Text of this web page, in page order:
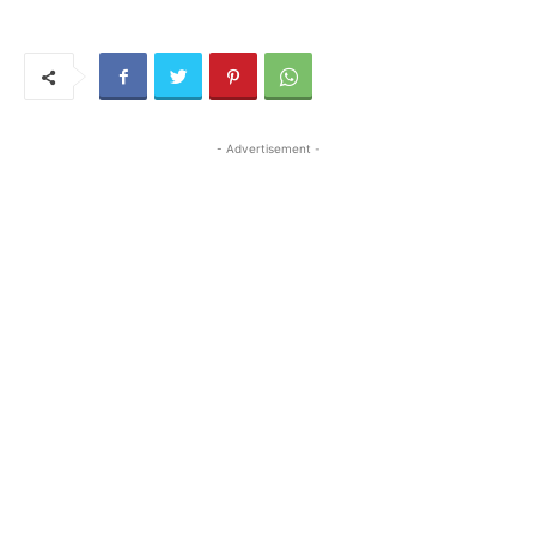
- Advertisement -